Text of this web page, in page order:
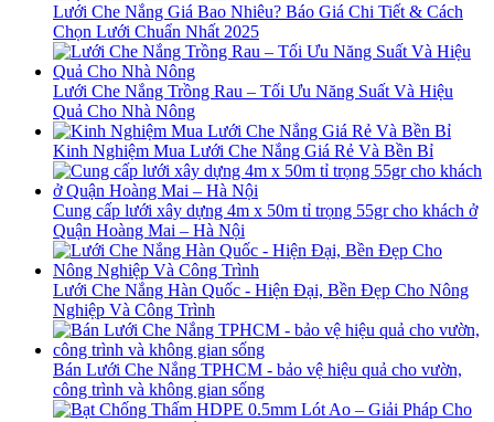
Lưới Che Nắng Giá Bao Nhiêu? Báo Giá Chi Tiết & Cách
Chọn Lưới Chuẩn Nhất 2025
Lưới Che Nắng Trồng Rau – Tối Ưu Năng Suất Và Hiệu
Quả Cho Nhà Nông
Kinh Nghiệm Mua Lưới Che Nắng Giá Rẻ Và Bền Bỉ
Cung cấp lưới xây dựng 4m x 50m tỉ trọng 55gr cho khách ở
Quận Hoàng Mai – Hà Nội
Lưới Che Nắng Hàn Quốc - Hiện Đại, Bền Đẹp Cho Nông
Nghiệp Và Công Trình
Bán Lưới Che Nắng TPHCM - bảo vệ hiệu quả cho vườn,
công trình và không gian sống